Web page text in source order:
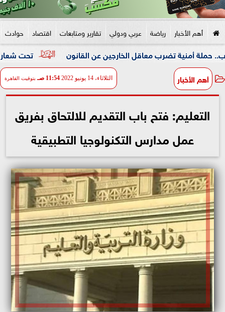
أهم الأخبار رياضة عربي ودولي تقارير ومتابعات اقتصاد حوادث
تحت شعار «خدمة بيوت تضرب معاقل الخارجين عن القانون
أهم الأخبار الثلاثاء، 14 يونيو 2022 11:54 صـ بتوقيت القاهرة
التعليم: فتح باب التقديم للالتحاق بفريق
عمل مدارس التكنولوجيا التطبيقية